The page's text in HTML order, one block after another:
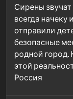
Сирены звучат
всегда начеку
отправили
безопасные
родной город.
этой
Россия